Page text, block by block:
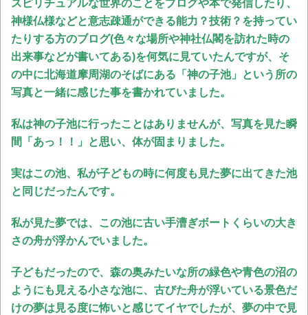
スピリチュアルな世界のことをブログや本で発信したり、
神様仏様などと意志疎通ができる能力？技術？を持ってい
たりする方のブログ(色々な場所や神社仏閣を訪れた時の
出来事などが書いてある)を何気に見ていたんですが、そ
の中に北海道摩周湖のそばにある「神の子池」という所の
写真と一緒に感じた事を書かれていました。
私は神の子池に行ったことはありませんが、写真を見た瞬
間「あっ！！」と思い、体が固まりました。
実はこの池、私が子どもの時に何度も見た夢に出てきた池
と同じだったんです。
私が見た夢では、この池に古い手漕ぎボートくらいの大き
さの舟が浮かんでいました。
子どもだったので、森の奥みたいな所の緑色や青色の沼の
ようにも見える小さな池に、古びた舟が浮いている景色だ
けの夢は見る度に怖いと感じてイヤでしたが、夢の中で見